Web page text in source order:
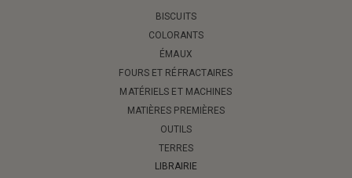
BISCUITS
COLORANTS
ÉMAUX
FOURS ET RÉFRACTAIRES
MATÉRIELS ET MACHINES
MATIÈRES PREMIÈRES
OUTILS
TERRES
LIBRAIRIE